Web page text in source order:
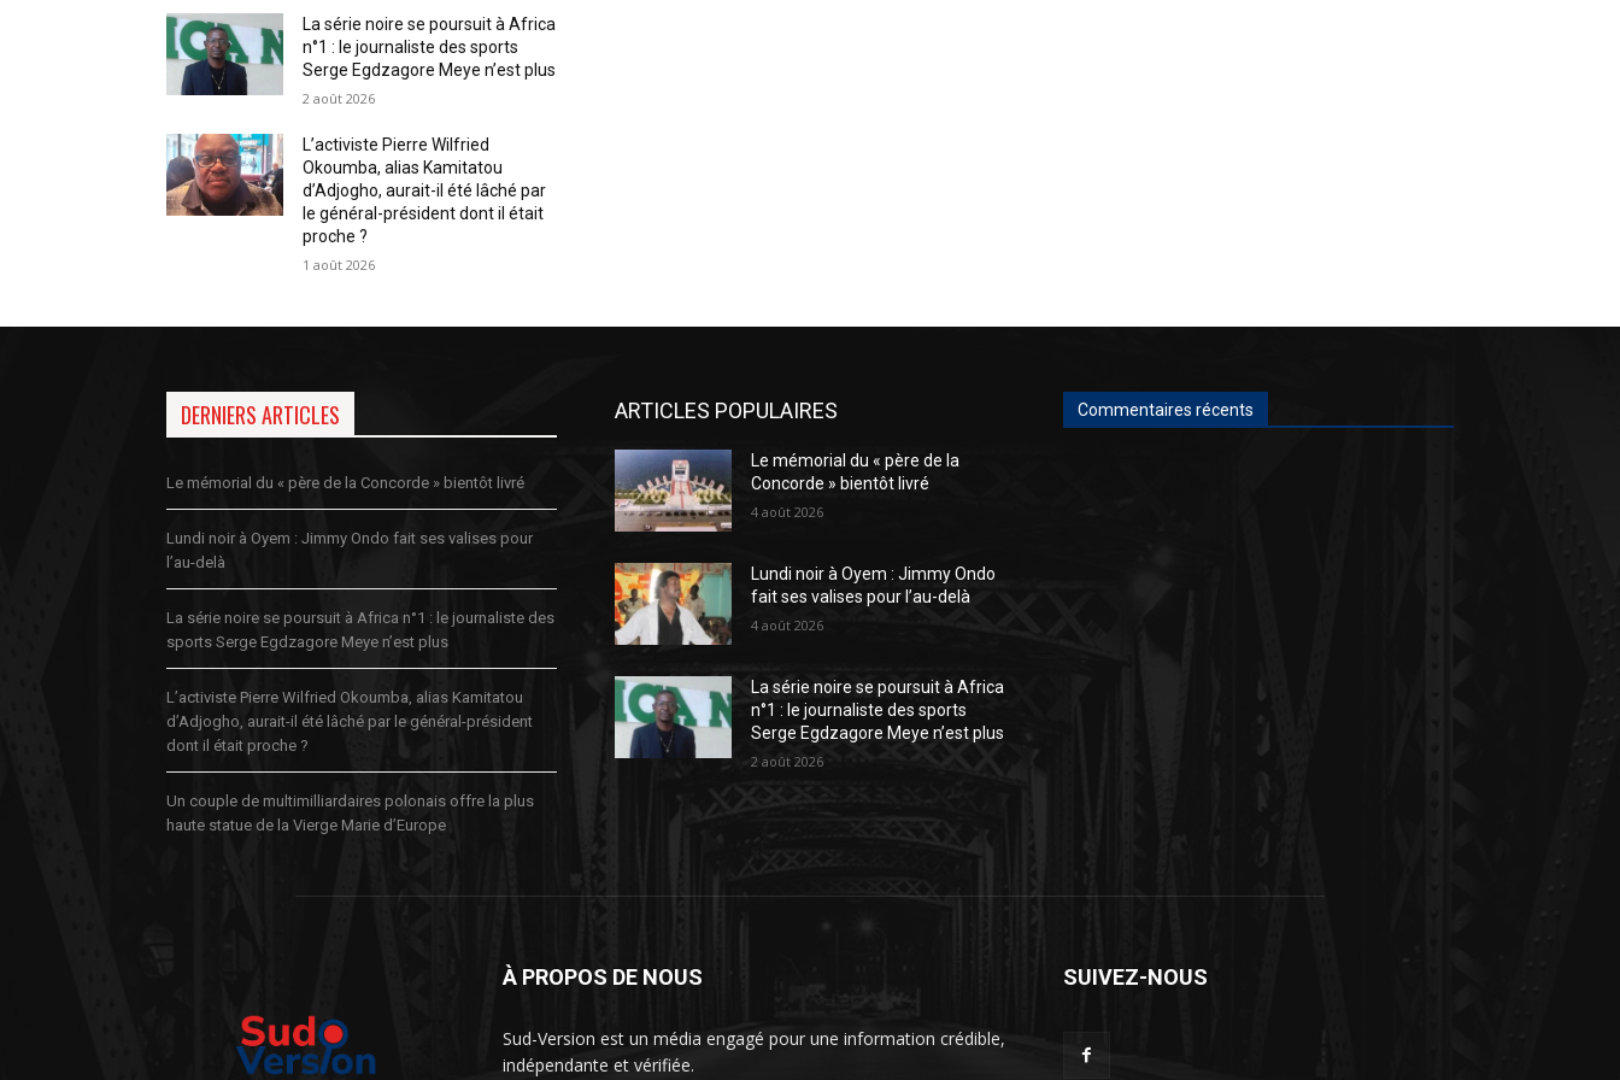
La série noire se poursuit à Africa
n°1 : le journaliste des sports
Serge Egdzagore Meye n’est plus
2 août 2026
L’activiste Pierre Wilfried
Okoumba, alias Kamitatou
d’Adjogho, aurait-il été lâché par
le général-président dont il était
proche ?
1 août 2026
DERNIERS ARTICLES
Le mémorial du « père de la Concorde » bientôt livré
Lundi noir à Oyem : Jimmy Ondo fait ses valises pour
l’au-delà
La série noire se poursuit à Africa n°1 : le journaliste des
sports Serge Egdzagore Meye n’est plus
L’activiste Pierre Wilfried Okoumba, alias Kamitatou
d’Adjogho, aurait-il été lâché par le général-président
dont il était proche ?
Un couple de multimilliardaires polonais offre la plus
haute statue de la Vierge Marie d’Europe
ARTICLES POPULAIRES
Le mémorial du « père de la
Concorde » bientôt livré
4 août 2026
Lundi noir à Oyem : Jimmy Ondo
fait ses valises pour l’au-delà
4 août 2026
La série noire se poursuit à Africa
n°1 : le journaliste des sports
Serge Egdzagore Meye n’est plus
2 août 2026
Commentaires récents
À PROPOS DE NOUS
Sud-Version est un média engagé pour une information crédible,
indépendante et vérifiée.
SUIVEZ-NOUS